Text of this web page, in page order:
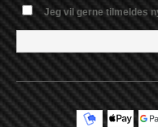
Jeg vil gerne tilmeldes